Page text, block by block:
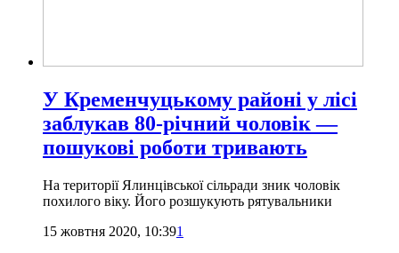
У Кременчуцькому районі у лісі
заблукав 80-річний чоловік —
пошукові роботи тривають
На території Ялинцівської сільради зник чоловік
похилого віку. Його розшукують рятувальники
15 жовтня 2020, 10:391